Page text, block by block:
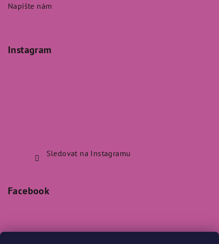
Napište nám
Instagram
Sledovat na Instagramu
Facebook